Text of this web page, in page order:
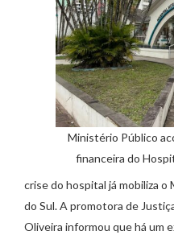
Ministério Público
financeira do
crise do hospital já mobiliza
do Sul. A promotora de
Oliveira informou que há um